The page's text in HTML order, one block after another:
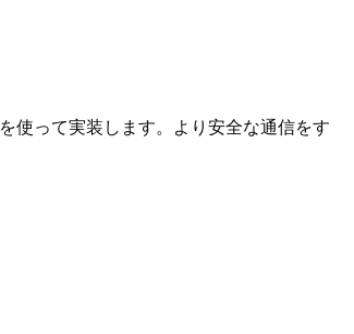
を使って実装します。より安全な通信をす